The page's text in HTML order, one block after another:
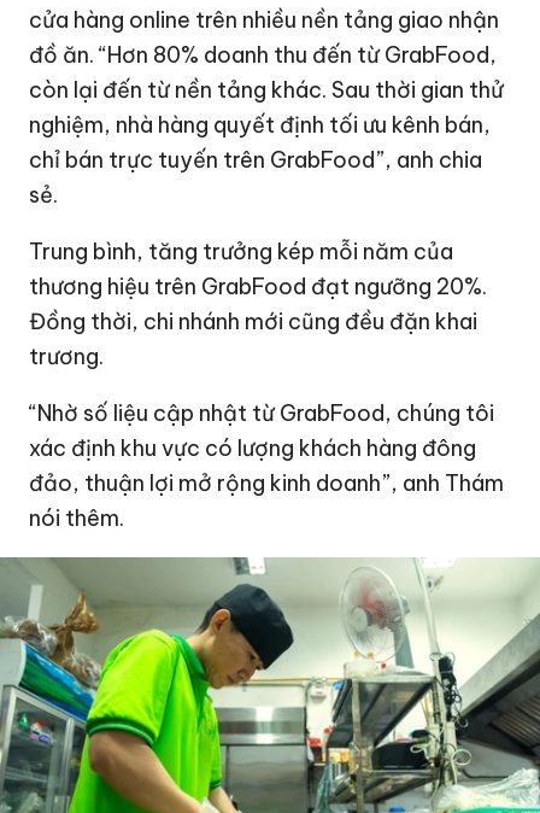
cửa hàng online trên nhiều nền tảng giao nhận
đồ ăn. “Hơn 80% doanh thu đến từ GrabFood,
còn lại đến từ nền tảng khác. Sau thời gian thử
nghiệm, nhà hàng quyết định tối ưu kênh bán,
chỉ bán trực tuyến trên GrabFood”, anh chia
sẻ.
Trung bình, tăng trưởng kép mỗi năm của
thương hiệu trên GrabFood đạt ngưỡng 20%.
Đồng thời, chi nhánh mới cũng đều đặn khai
trương.
“Nhờ số liệu cập nhật từ GrabFood, chúng tôi
xác định khu vực có lượng khách hàng đông
đảo, thuận lợi mở rộng kinh doanh”, anh Thám
nói thêm.